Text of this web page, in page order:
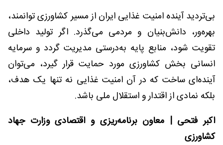
بی‌تردید آینده امنیت غذایی ایران از مسیر کشاورزی توانمند،
بهره‌ور، دانش‌بنیان و مردمی می‌گذرد. اگر تولید داخلی
تقویت شود، منابع پایه به‌درستی مدیریت گردد و سرمایه
انسانی بخش کشاورزی مورد حمایت قرار گیرد، می‌توان
آینده‌ای ساخت که در آن امنیت غذایی نه تنها یک هدف،
بلکه نمادی از اقتدار و استقلال ملی باشد.
اکبر فتحی | معاون برنامه‌ریزی و اقتصادی وزارت جهاد
کشاورزی